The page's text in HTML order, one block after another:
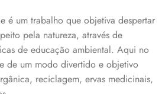
é um trabalho que objetiva despertar
pela natureza, através de
de educação ambiental. Aqui no
de um modo divertido e objetivo
reciclagem, ervas medicinais,